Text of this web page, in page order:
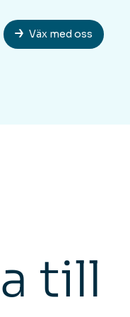
Väx med oss
till